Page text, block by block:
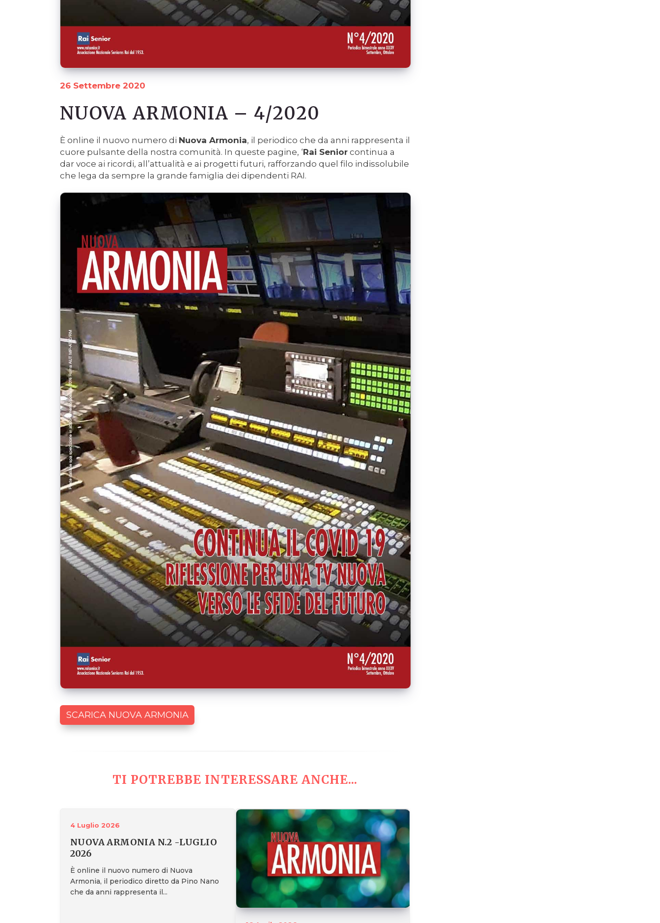
26 Settembre 2020
NUOVA ARMONIA – 4/2020
È online il nuovo numero di Nuova Armonia, il periodico che da anni rappresenta il
cuore pulsante della nostra comunità. In queste pagine, ‘Rai Senior continua a
dar voce ai ricordi, all’attualità e ai progetti futuri, rafforzando quel filo indissolubile
che lega da sempre la grande famiglia dei dipendenti RAI.
SCARICA NUOVA ARMONIA
TI POTREBBE INTERESSARE ANCHE...
4 Luglio 2026
NUOVA ARMONIA N.2 -LUGLIO
2026
È online il nuovo numero di Nuova
Armonia, il periodico diretto da Pino Nano
che da anni rappresenta il...